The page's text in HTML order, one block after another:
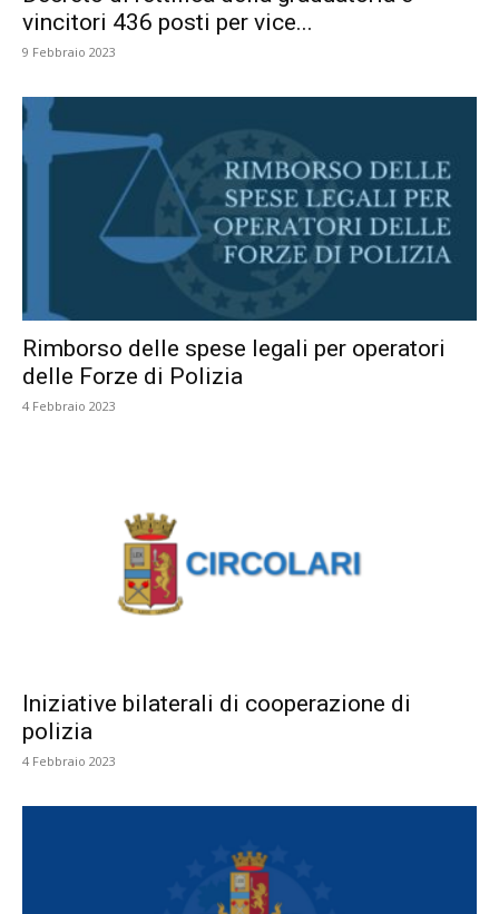
vincitori 436 posti per vice...
9 Febbraio 2023
Rimborso delle spese legali per operatori
delle Forze di Polizia
4 Febbraio 2023
Iniziative bilaterali di cooperazione di
polizia
4 Febbraio 2023